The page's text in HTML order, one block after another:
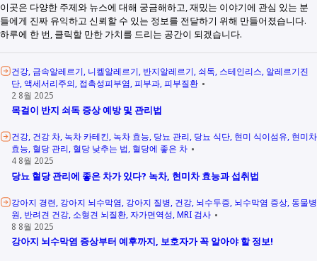
이곳은 다양한 주제와 뉴스에 대해 궁금해하고, 재밌는 이야기에 관심 있는 분
들에게 진짜 유익하고 신뢰할 수 있는 정보를 전달하기 위해 만들어졌습니다.
하루에 한 번, 클릭할 만한 가치를 드리는 공간이 되겠습니다.
건강 금속알레르기 니켈알레르기 반지알레르기 쇠독 스테인리스 알레르기진
단 액세서리주의 접촉성피부염 피부과 피부질환
2 8월 2025
목걸이 반지 쇠독 증상 예방 및 관리법
건강 건강 차 녹차 카테킨 녹차 효능 당뇨 관리 당뇨 식단 현미 식이섬유 현미차
효능 혈당 관리 혈당 낮추는 법 혈당에 좋은 차
4 8월 2025
당뇨 혈당 관리에 좋은 차가 있다? 녹차, 현미차 효능과 섭취법
강아지 경련 강아지 뇌수막염 강아지 질병 건강 뇌수두증 뇌수막염 증상 동물병
원 반려견 건강 소형견 뇌질환 자가면역성 MRI 검사
8 8월 2025
강아지 뇌수막염 증상부터 예후까지, 보호자가 꼭 알아야 할 정보!